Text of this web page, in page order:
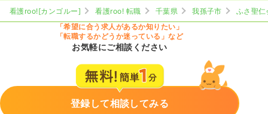
看護roo![カンゴルー] 看護roo! 転職 千葉県 我孫子市
ふさ聖
「希望に合う求人があるか知りたい」
「転職するかどうか迷っている」など
お気軽にご相談ください
登録して相談してみる